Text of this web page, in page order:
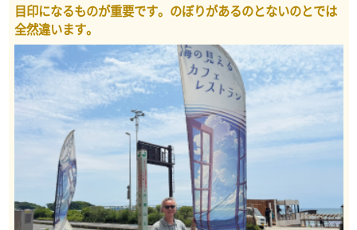
目印になるものが重要です。のぼりがあるのとないのとでは
全然違います。